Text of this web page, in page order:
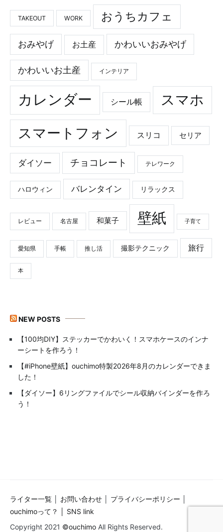
TAKEOUT WORK おうちカフェ
おみやげ お土産 かわいいおみやげ
かわいいお土産 インテリア
カレンダー シール帳
スマホ
スマートフォン
スリコ セリア
ダイソー チョコレート テレワーク
ハロウィン バレンタイン リラックス
レビュー 名古屋 和菓子 壁紙 子育て
愛知県 手帳 推し活 撮影テクニック 旅行
本
NEW POSTS
【100均DIY】ステッカーでかわいく！スマホケースのインナ
ーシートを作ろう！
【#iPhone壁紙】ouchimo特製2026年8月のカレンダーできま
した！
【ダイソー】6リングファイルでシール収納バインダーを作ろ
う！
ライター一覧 お問い合わせ プライバシーポリシー
ouchimoって？ │
SNS link
Copyright 2021 ©ouchimo All Rights Reserved.